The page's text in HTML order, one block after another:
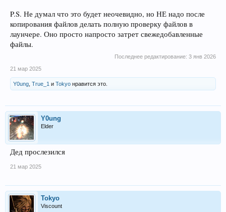
P.S. Не думал что это будет неочевидно, но НЕ надо после
копирования файлов делать полную проверку файлов в
лаунчере. Оно просто напросто затрет свежедобавленные
файлы.
Последнее редактирование: 3 янв 2026
21 мар 2025
Y0ung True_1 и Tokyo нравится это.
Y0ung
Elder
Дед прослезился
21 мар 2025
Tokyo
Viscount